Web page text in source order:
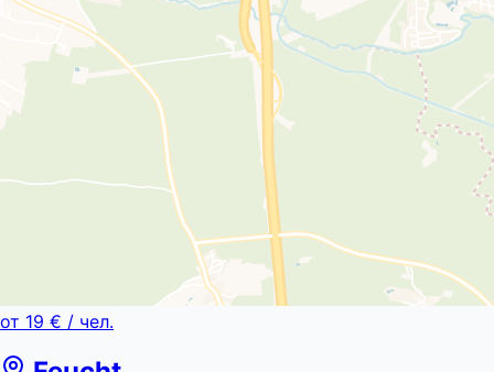
от 19 € / чел.